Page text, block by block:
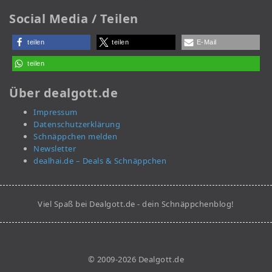
Social Media / Teilen
teilen teilen E-Mail
teilen
Über dealgott.de
Impressum
Datenschutzerklärung
Schnäppchen melden
Newsletter
dealhai.de – Deals & Schnäppchen
Viel Spaß bei Dealgott.de - dein Schnäppchenblog!
© 2009-2026 Dealgott.de